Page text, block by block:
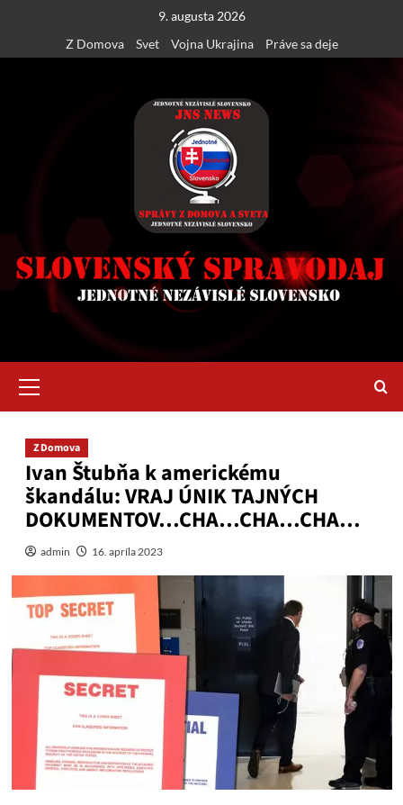
content
9. augusta 2026
Z Domova
Svet Vojna Ukrajina Práve sa deje
Menu
Z Domova
Ivan Štubňa k americkému
škandálu: VRAJ ÚNIK TAJNÝCH
DOKUMENTOV…CHA…CHA…CHA…
admin 16. apríla 2023